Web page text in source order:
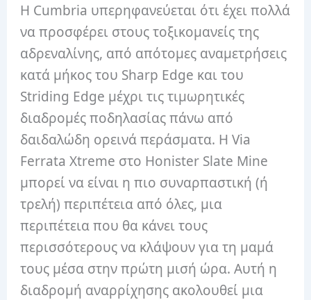
Η Cumbria υπερηφανεύεται ότι έχει πολλά
να προσφέρει στους τοξικομανείς της
αδρεναλίνης, από απότομες αναμετρήσεις
κατά μήκος του Sharp Edge και του
Striding Edge μέχρι τις τιμωρητικές
διαδρομές ποδηλασίας πάνω από
δαιδαλώδη ορεινά περάσματα. Η Via
Ferrata Xtreme στο Honister Slate Mine
μπορεί να είναι η πιο συναρπαστική (ή
τρελή) περιπέτεια από όλες, μια
περιπέτεια που θα κάνει τους
περισσότερους να κλάψουν για τη μαμά
τους μέσα στην πρώτη μισή ώρα. Αυτή η
διαδρομή αναρρίχησης ακολουθεί μια